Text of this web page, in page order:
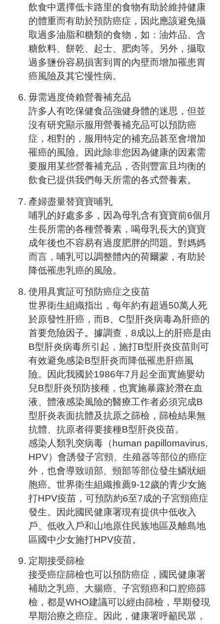
飲食中選擇低卡路里的食物有助於維持健康
的體重而有助於預防癌症，因此應該避免攝
取過多油脂和糖類的食物，如：油炸品、含
糖飲料、餅乾、起士、肥肉等。另外，攝取
過多鹽份容易損害到胃的內壁而增加罹患胃
癌風險及其它慢性病。
毋需過度倚賴營養補充品
許多人有吃保健食品強健身體的迷思，但並
沒有研究顯示服用營養補充品可以預防癌
症，相對的，服用特定的補充品甚至會增加
罹癌的風險。因此除非您因為健康的因素需
要服用某些營養補充品，否則豐富且均衡的
飲食已提供我們每天所需的各式營養素。
產婦盡量替寶寶哺乳
哺乳的好處多多，因為母乳含有寶寶前6個月
生長所需的各種營養素，喝母乳長大的寶寶
成年後也不容易有過度肥胖的問題。對媽媽
而言，哺乳可以調整體內的荷爾蒙，有助於
降低罹患乳癌的風險。
使用具實証可預防癌症之疫苗
世界衛生組織指出，每年約有超過50萬人死
於原發性肝癌，而B、C型肝炎病毒為肝癌的
首要危險因子。據調查，8成以上的肝癌是由
B型肝炎病毒所引起，施打B型肝炎疫苗則可
有效避免感染B型肝炎而降低罹患肝癌風
險。因此我國於1986年7月起全面實施嬰幼
兒B型肝炎預防接種，也實施暴露於潛在血
液、體液感染風險的醫療工作者必須完成B
型肝炎表面抗體及抗原之篩檢，篩檢結果無
抗體、抗原者得要接種B型肝炎疫苗。
感染人類乳突病毒（human papillomavirus,
HPV）會誘發子宮頸、生殖器等部位的癌症
外，也會導致頭部、頸部等部位發生鱗狀細
胞癌。世界衛生組織推薦9-12歲的青少女施
打HPV疫苗，可預防約6至7成的子宮頸癌症
發生。因此國民健康署現有提供中低收入
戶、低收入戶和山地原住民族地區及離島地
區國中少女施打HPV疫苗。
定期接受篩檢
接受癌症篩檢也可以預防癌症，國民健康署
補助之乳癌、大腸癌、子宮頸癌和口腔癌篩
檢，都是WHO建議可以經由篩檢，早期發現
早期治療之癌症。因此，健康署呼籲民眾，